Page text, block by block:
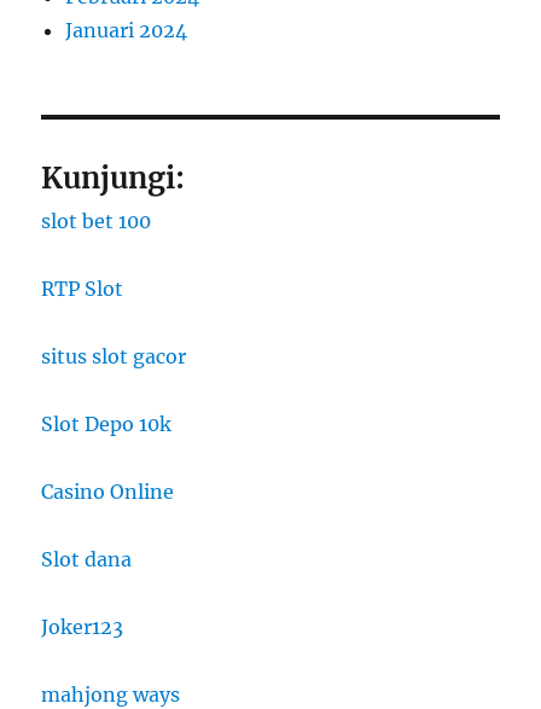
Januari 2024
Kunjungi:
slot bet 100
RTP Slot
situs slot gacor
Slot Depo 10k
Casino Online
Slot dana
Joker123
mahjong ways